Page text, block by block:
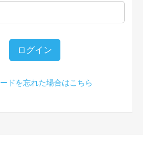
ログイン
ドを忘れた場合はこちら